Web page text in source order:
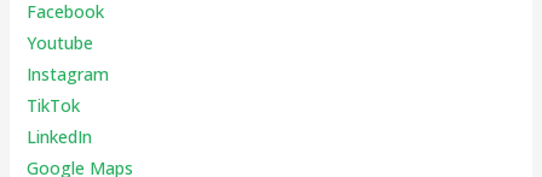
Facebook
Youtube
Instagram
TikTok
LinkedIn
Google Maps